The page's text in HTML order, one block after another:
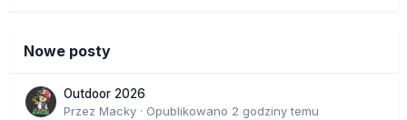
Nowe posty
Outdoor 2026
Przez Macky · Opublikowano 2 godziny temu